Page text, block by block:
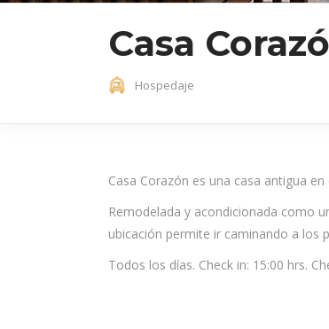
Casa
Hospedaje
Casa Corazón es una casa antigua
Remodelada y acondicionada como
ubicación permite ir caminando a los
Todos los días. Check in: 15:00 hrs.